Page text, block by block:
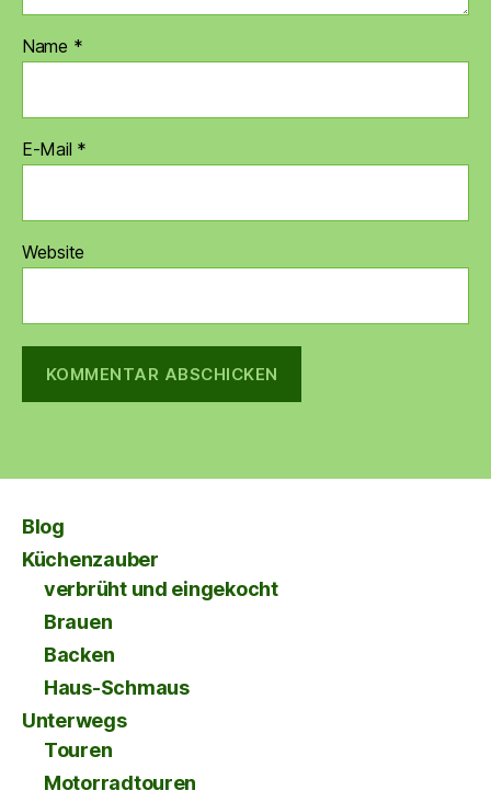
Name *
E-Mail *
Website
Blog
Küchenzauber
verbrüht und eingekocht
Brauen
Backen
Haus-Schmaus
Unterwegs
Touren
Motorradtouren